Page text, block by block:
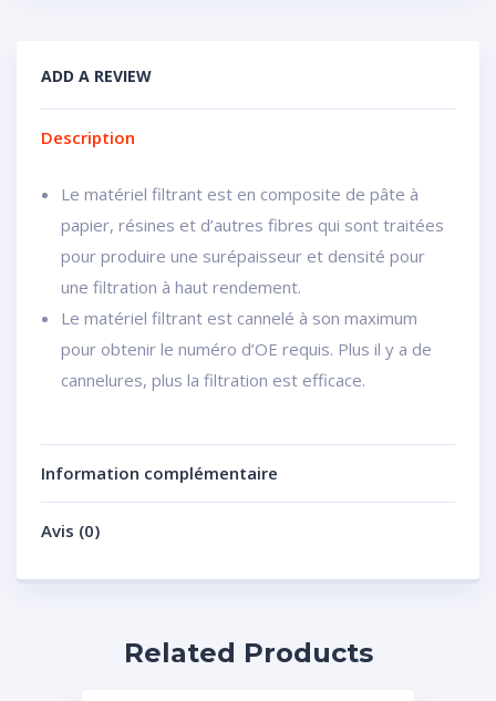
ADD A REVIEW
Description
Le matériel filtrant est en composite de pâte à
papier, résines et d’autres fibres qui sont traitées
pour produire une surépaisseur et densité pour
une filtration à haut rendement.
Le matériel filtrant est cannelé à son maximum
pour obtenir le numéro d’OE requis. Plus il y a de
cannelures, plus la filtration est efficace.
Information complémentaire
Avis (0)
Related Products